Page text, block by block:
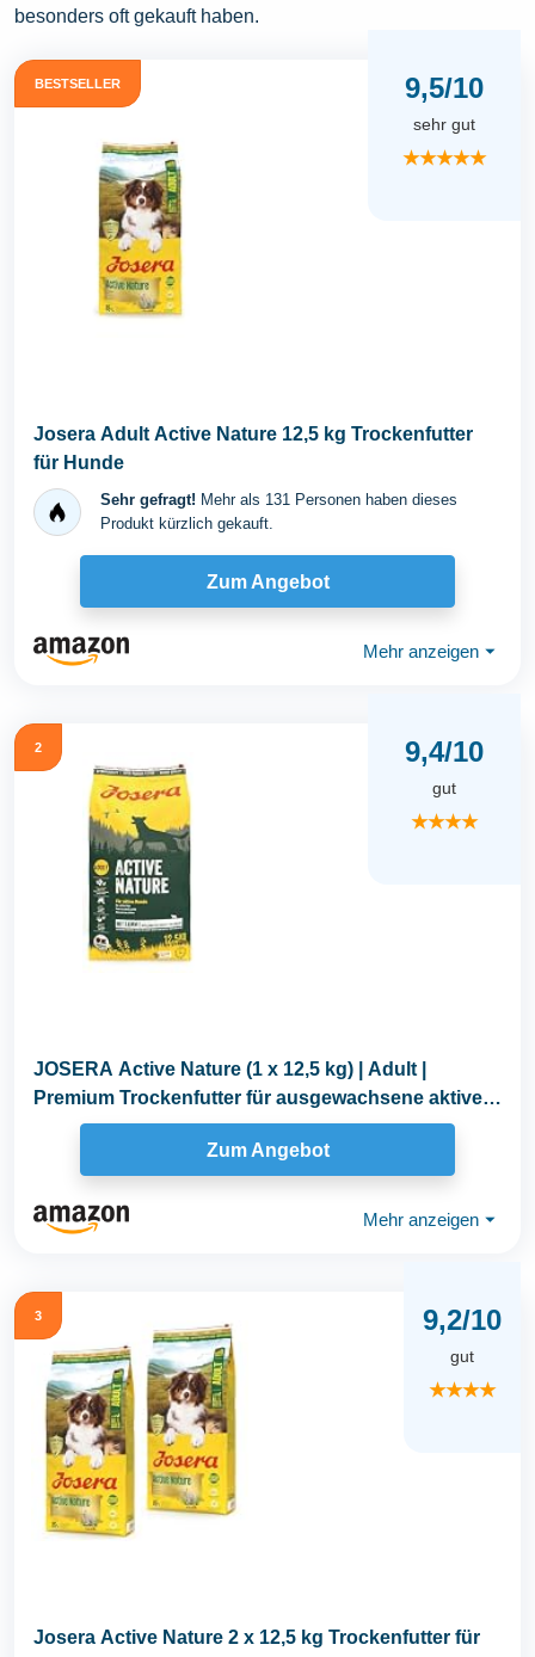
besonders oft gekauft haben.
BESTSELLER 9,5/10
sehr gut
★★★★★
Josera Adult Active Nature 12,5 kg Trockenfutter
für Hunde
Sehr gefragt! Mehr als 131 Personen haben dieses
Produkt kürzlich gekauft.
Zum Angebot
Mehr anzeigen ⏷
2 9,4/10
gut
★★★★
JOSERA Active Nature (1 x 12,5 kg) | Adult |
Premium Trockenfutter für ausgewachsene aktive
Hunde...
Zum Angebot
Mehr anzeigen ⏷
3 9,2/10
gut
★★★★
Josera Active Nature 2 x 12,5 kg Trockenfutter für